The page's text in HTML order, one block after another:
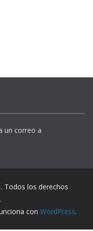
un correo a
. Todos los derechos
con WordPress.